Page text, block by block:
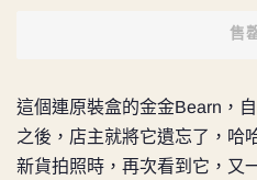
售
這個連原裝盒的金金Bearn，
之後，店主就將它遺忘了，哈
新貨拍照時，再次看到它，又